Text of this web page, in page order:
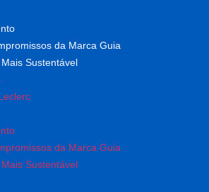
da Marca Guia
Sustentável
da Marca Guia
Sustentável